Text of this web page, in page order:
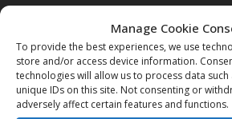
Manage Cookie
To provide the best experiences, we use
store and/or access device information.
technologies will allow us to process data
unique IDs on this site. Not consenting or
adversely affect certain features and functions.
Next Post
Presentazione del Libro
MONDO IN